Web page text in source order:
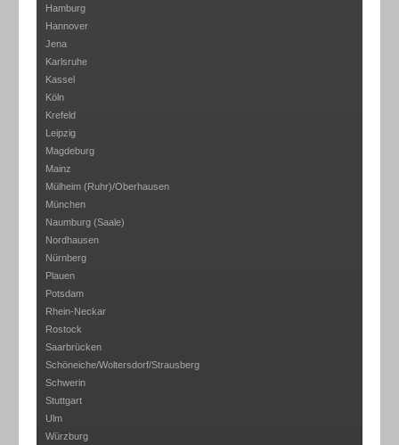
Hamburg
Hannover
Jena
Karlsruhe
Kassel
Köln
Krefeld
Leipzig
Magdeburg
Mainz
Mülheim (Ruhr)/Oberhausen
München
Naumburg (Saale)
Nordhausen
Nürnberg
Plauen
Potsdam
Rhein-Neckar
Rostock
Saarbrücken
Schöneiche/Woltersdorf/Strausberg
Schwerin
Stuttgart
Ulm
Würzburg